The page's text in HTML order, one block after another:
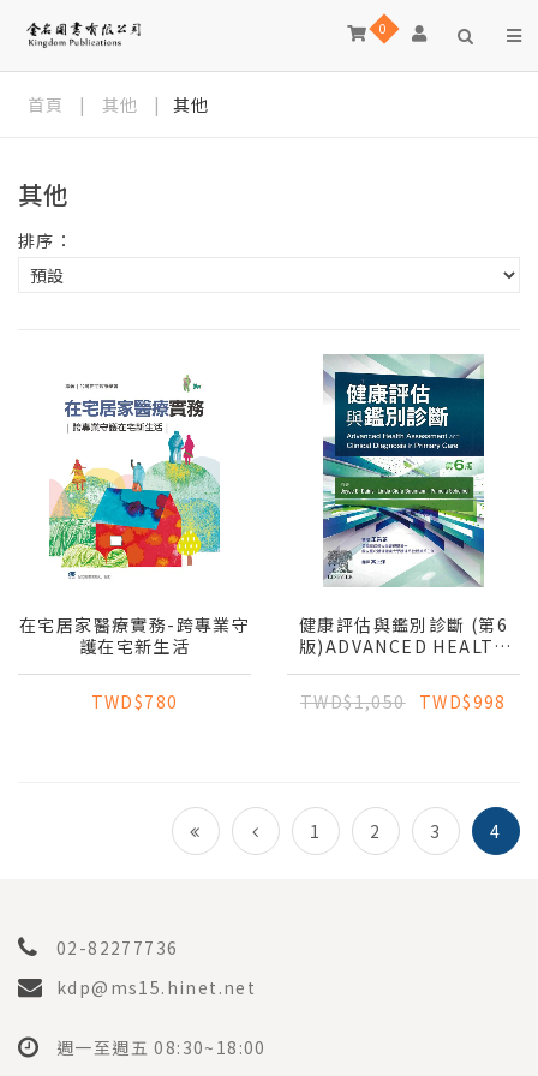
0
首頁 | 其他 | 其他
其他
排序：
在宅居家醫療實務-跨專業守
護在宅新生活
TWD$780
健康評估與鑑別診斷 (第6
版)ADVANCED HEALTH
ASSESSMENT &
CLINICAL DIAGNOSIS IN
PRIMARY CARE 6E
TWD$1,050 TWD$998
1 2 3 4
02-82277736
kdp@ms15.hinet.net
週一至週五 08:30~18:00